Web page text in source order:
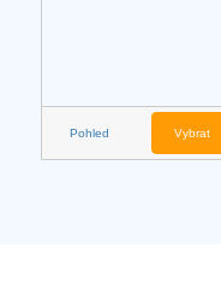
Pohled Vybrat